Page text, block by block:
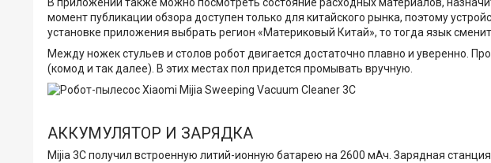
момент публикации обзора доступен только для китайского рынка, поэтому
установке приложения выбрать регион «Материковый Китай», то тогда язык
Между ножек стульев и столов робот двигается достаточно плавно и уверенно.
(комод и так далее). В этих местах пол придется промывать вручную.
АККУМУЛЯТОР И ЗАРЯДКА
Mijia 3C получил встроенную литий-ионную батарею на 2600 мАч. Зарядная